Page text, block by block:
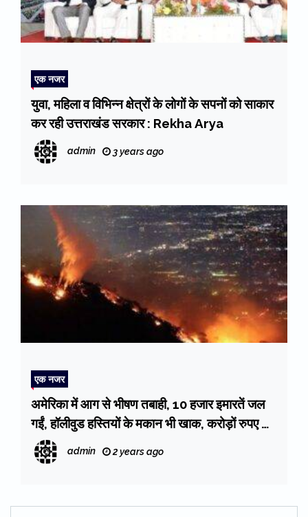
एक नजर
युवा, महिला व विभिन्न क्षेत्रों के लोगों के सपनों को साकार
कर रही उत्तराखंड सरकार : Rekha Arya
admin 3 years ago
एक नजर
अमेरिका में आग से भीषण तबाही, 10 हजार इमारतें जल
गईं, हॉलीवुड हस्तियों के मकान भी खाक, करोड़ों रुपए का
नुकसान
admin 2 years ago